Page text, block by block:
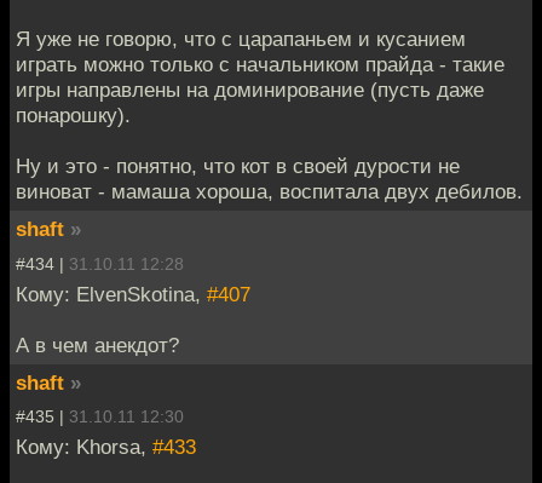
Я уже не говорю, что с царапаньем и кусанием
играть можно только с начальником прайда - такие
игры направлены на доминирование (пусть даже
понарошку).
Ну и это - понятно, что кот в своей дурости не
виноват - мамаша хороша, воспитала двух дебилов.
shaft »
#434 | 31.10.11 12:28
Кому: ElvenSkotina, #407
А в чем анекдот?
shaft »
#435 | 31.10.11 12:30
Кому: Khorsa, #433